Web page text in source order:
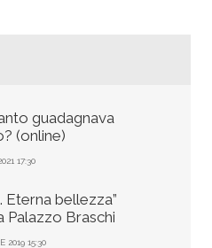
guadagnava
(online)
17:30
Eterna bellezza”
Palazzo Braschi
2019 15:30